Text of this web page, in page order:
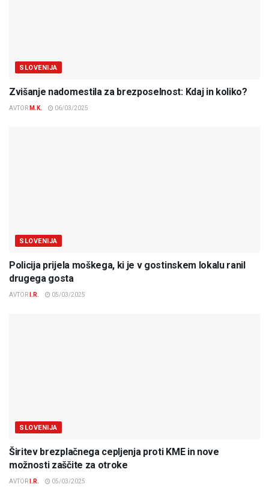
SLOVENIJA
Zvišanje nadomestila za brezposelnost: Kdaj in koliko?
AVTOR M.K. 06/03/2025
SLOVENIJA
Policija prijela moškega, ki je v gostinskem lokalu ranil
drugega gosta
AVTOR I.R. 05/03/2025
SLOVENIJA
Širitev brezplačnega cepljenja proti KME in nove
možnosti zaščite za otroke
AVTOR I.R. 05/03/2025